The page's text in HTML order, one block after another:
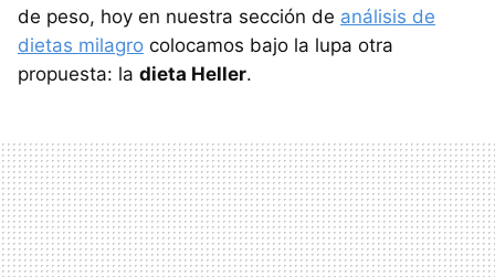
de peso, hoy en nuestra sección de análisis de
dietas milagro colocamos bajo la lupa otra
propuesta: la dieta Heller.